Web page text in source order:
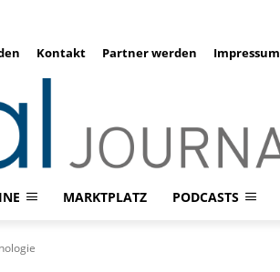
Kontakt Partner werden Impressum
MARKTPLATZ PODCASTS